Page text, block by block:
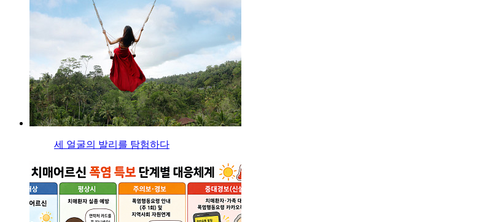
세 얼굴의 발리를 탐험하다